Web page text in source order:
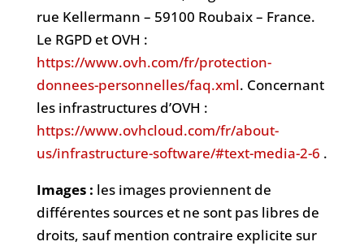
rue Kellermann – 59100 Roubaix – France.
Le RGPD et OVH :
https://www.ovh.com/fr/protection-
donnees-personnelles/faq.xml. Concernant
les infrastructures d’OVH :
https://www.ovhcloud.com/fr/about-
us/infrastructure-software/#text-media-2-6 .
Images : les images proviennent de
différentes sources et ne sont pas libres de
droits, sauf mention contraire explicite sur